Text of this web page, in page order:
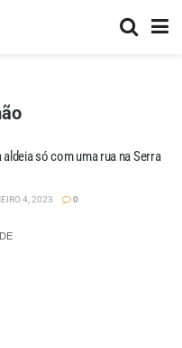
aldeia só com uma rua na Serra
4, 2023 0